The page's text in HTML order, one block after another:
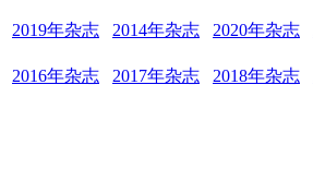
2019年杂志 2014年杂志 2020年杂志
2016年杂志 2017年杂志 2018年杂志